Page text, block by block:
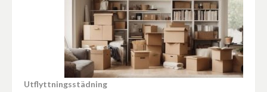
Utflyttningsstädning